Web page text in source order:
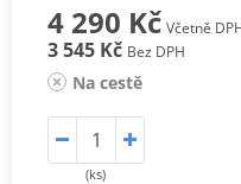
4 290 Kč Včetně
3 545 Kč Bez DPH
Na cestě
(ks)